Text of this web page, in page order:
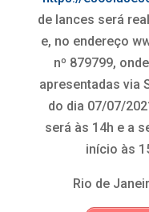
de lances será
e, no endereço
nº 879799,
apresentadas via
do dia 07/07/
será às 14h e a
início às
Rio de